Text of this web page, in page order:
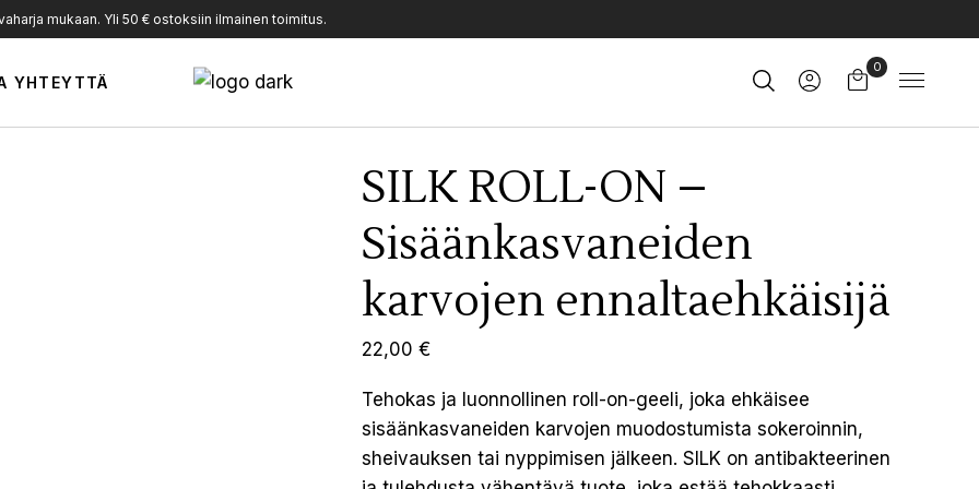
mukaan. Yli 50 € ostoksiin ilmainen toimitus.
YHTEYTTÄ
0
SILK ROLL-ON –
Sisäänkasvaneiden
karvojen ennaltaehkäisijä
22,00 €
Tehokas ja luonnollinen roll-on-geeli, joka ehkäisee
sisäänkasvaneiden karvojen muodostumista sokeroinnin,
sheivauksen tai nyppimisen jälkeen. SILK on antibakteerinen